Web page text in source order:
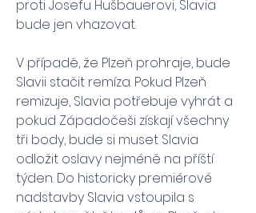
proti Josefu Hušbauerovi, Slavia
bude jen vhazovat.
V případě, že Plzeň prohraje, bude
Slavii stačit remíza. Pokud Plzeň
remizuje, Slavia potřebuje vyhrát a
pokud Západočeši získají všechny
tři body, bude si muset Slavia
odložit oslavy nejméně na příští
týden. Do historicky premiérové
nadstavby Slavia vstoupila s